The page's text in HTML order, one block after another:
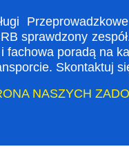
sprawdzony
fachowa poradą na
Skontaktuj
NASZYCH